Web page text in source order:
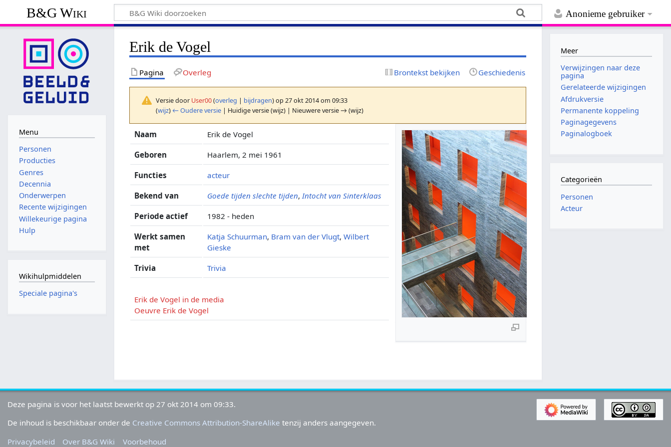
Anonieme gebruiker
B&G Wiki
Erik de Vogel
Pagina Overleg Brontekst bekijken Geschiedenis
Versie door User00(overleg | bijdragen)op 27 okt 2014 om 09:33
(wijz) ← Oudere versie | Huidige versie (wijz) | Nieuwere versie → (wijz)
Naam Erik de Vogel
Geboren Haarlem, 2 mei 1961
Functies acteur
Bekend van Goede tijden slechte tijden, Intocht van Sinterklaas
Periode actief 1982 - heden
Werkt samen
met
Katja Schuurman, Bram van der Vlugt,Wilbert
Gieske
Trivia Trivia
Erik de Vogel in de media
Oeuvre Erik de Vogel
Menu
Personen
Producties
Genres
Decennia
Onderwerpen
Recente wijzigingen
Willekeurige pagina
Hulp
Wikihulpmiddelen
Speciale pagina's
Meer
Verwijzingen naar deze
pagina
Gerelateerde wijzigingen
Afdrukversie
Permanente koppeling
Paginagegevens
Paginalogboek
Categorieën
Personen
Acteur
Deze pagina is voor het laatst bewerkt op 27 okt 2014 om 09:33.
De inhoud is beschikbaar onder de Creative Commons Attribution-ShareAlike tenzij anders aangegeven.
Privacybeleid
Over B&G Wiki Voorbehoud